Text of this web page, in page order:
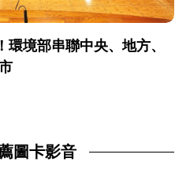
境部串聯中央、地方、
圖卡影音